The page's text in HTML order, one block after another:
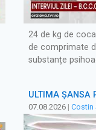
24 de kg de
de comprimate
substanțe
ULTIMA ȘANSĂ
07.08.2026 | Costin